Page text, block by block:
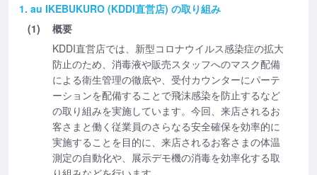
1. au IKEBUKURO (KDDI直営店) の取り組み
(1)
概要
KDDI直営店では、新型コロナウイルス感染症の拡大
防止のため、消毒液や販売スタッフへのマスク配備
による衛生管理の徹底や、受付カウンターにパーテ
ーションを配備することで飛沫感染を防止するなど
の取り組みを実施しています。今回、来店されるお
客さまと働く従業員のさらなる安全確保を効率的に
実施することを目的に、来店されるお客さまの体温
測定の自動化や、展示デモ機の消毒を効率化する取